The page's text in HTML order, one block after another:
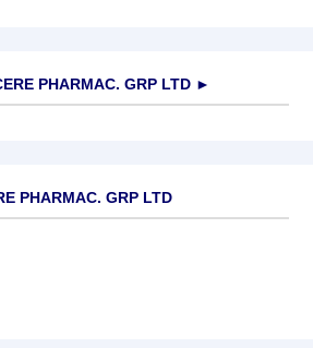
PHARMAC. GRP LTD ►
PHARMAC. GRP LTD